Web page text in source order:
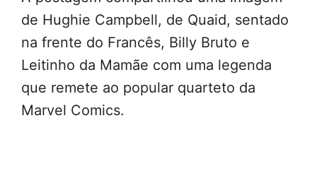
de Hughie Campbell, de Quaid, sentado
na frente do Francês, Billy Bruto e
Leitinho da Mamãe com uma legenda
que remete ao popular quarteto da
Marvel Comics.